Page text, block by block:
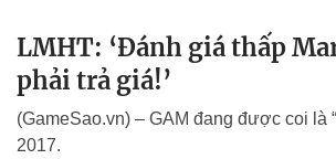
LMHT: ‘Đánh giá thấp
phải trả giá!’
(GameSao.vn) – GAM đang được coi là
2017.